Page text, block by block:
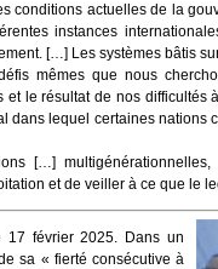
conditions actuelles de la
instances
[…] Les systèmes bâtis
mêmes que nous
le résultat de nos
dans lequel certaines
[…]
et de veiller à ce que le
17 février 2025. Dans un
sa « fierté consécutive à